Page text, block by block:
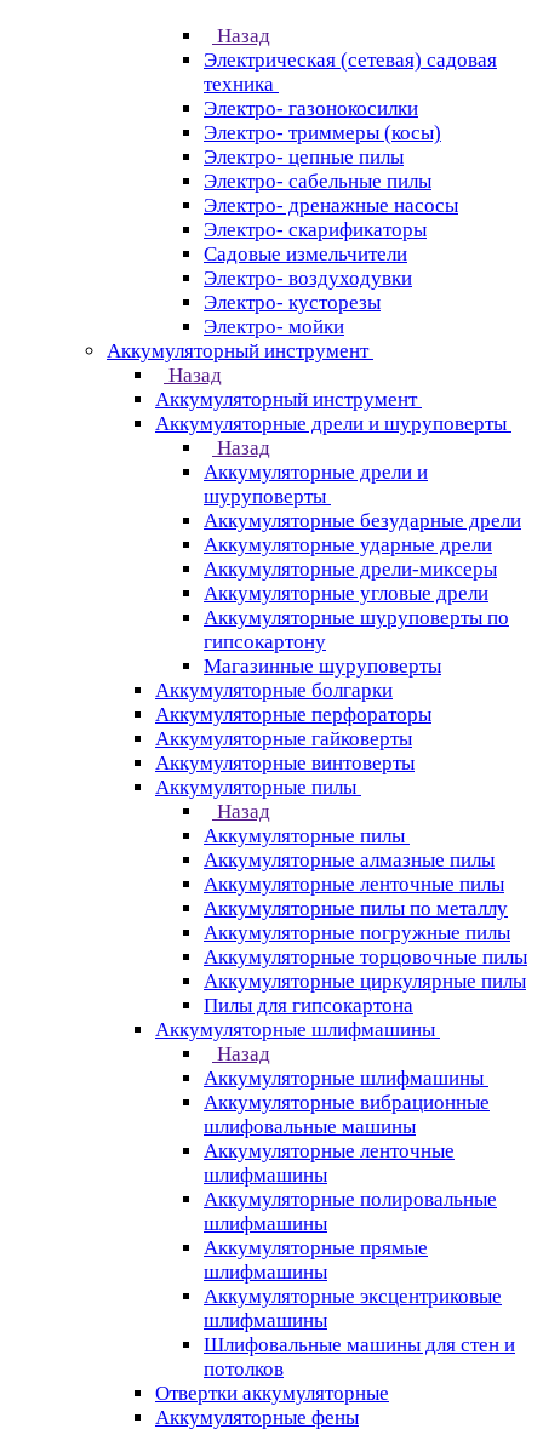
Назад
Электрическая (сетевая) садовая
техника
Электро- газонокосилки
Электро- триммеры (косы)
Электро- цепные пилы
Электро- сабельные пилы
Электро- дренажные насосы
Электро- скарификаторы
Садовые измельчители
Электро- воздуходувки
Электро- кусторезы
Электро- мойки
Аккумуляторный инструмент
Назад
Аккумуляторный инструмент
Аккумуляторные дрели и шуруповерты
Назад
Аккумуляторные дрели и
шуруповерты
Аккумуляторные безударные дрели
Аккумуляторные ударные дрели
Аккумуляторные дрели-миксеры
Аккумуляторные угловые дрели
Аккумуляторные шуруповерты по
гипсокартону
Магазинные шуруповерты
Аккумуляторные болгарки
Аккумуляторные перфораторы
Аккумуляторные гайковерты
Аккумуляторные винтоверты
Аккумуляторные пилы
Назад
Аккумуляторные пилы
Аккумуляторные алмазные пилы
Аккумуляторные ленточные пилы
Аккумуляторные пилы по металлу
Аккумуляторные погружные пилы
Аккумуляторные торцовочные пилы
Аккумуляторные циркулярные пилы
Пилы для гипсокартона
Аккумуляторные шлифмашины
Назад
Аккумуляторные шлифмашины
Аккумуляторные вибрационные
шлифовальные машины
Аккумуляторные ленточные
шлифмашины
Аккумуляторные полировальные
шлифмашины
Аккумуляторные прямые
шлифмашины
Аккумуляторные эксцентриковые
шлифмашины
Шлифовальные машины для стен и
потолков
Отвертки аккумуляторные
Аккумуляторные фены